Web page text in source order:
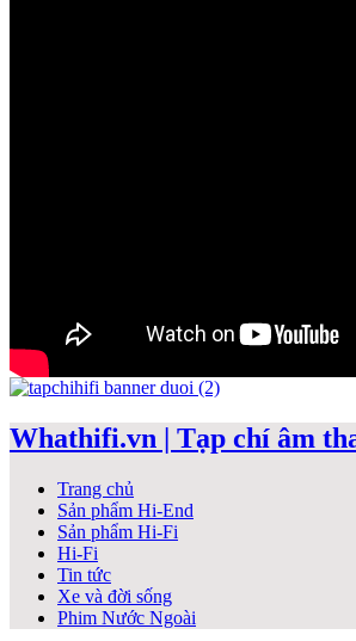
Whathifi.vn | Tạp chí âm
Trang chủ
Sản phẩm Hi-End
Sản phẩm Hi-Fi
Hi-Fi
Tin tức
Xe và đời sống
Phim Nước Ngoài